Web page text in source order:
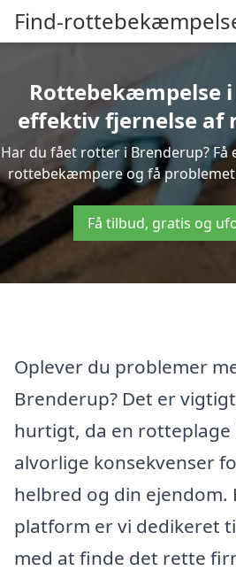
Find-
Rottebekæmpelse
effektiv fjernelse
Har du fået rotter i Brenderup?
rottebekæmpere og få
Få tilbud, gratis og
Oplever du problemer
Brenderup? Det er
hurtigt, da en rotteplage
alvorlige konsekvenser
helbred og din ejendom.
platform er vi dedikeret
med at finde det rette